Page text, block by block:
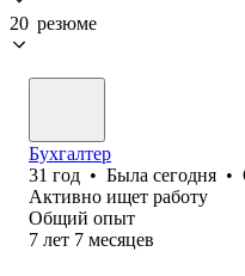
20 резюме
Бухгалтер
31 год • Была сегодня •
Активно ищет работу
Общий опыт
7 лет 7 месяцев